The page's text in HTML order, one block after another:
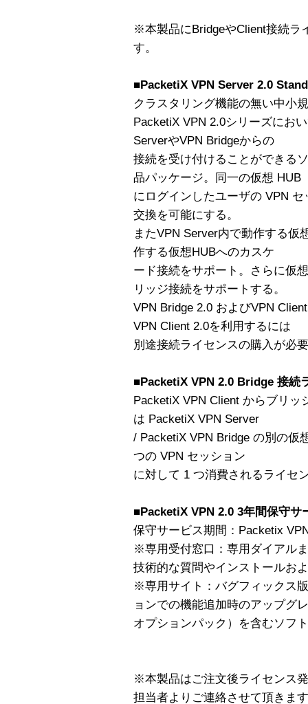
※本製品にBridgeやClient接続ラ
す。
■PacketiX VPN Server 2.0
クラスタリング機能の無い中小
PacketiX VPN 2.0シリーズにお
ServerやVPN Bridgeからの
接続を受け付けることができる
品パッケージ。同一の仮想 HUB
にログインしたユーザの VPN
交換を可能にする。
またVPN Server内で動作する仮
作する仮想HUBへのカスケ
ード接続をサポート。さらに仮
リッジ接続をサポートする。
VPN Bridge 2.0 およびVPN
VPN Client 2.0を利用するには
別途接続ライセンスの購入が必
■PacketiX VPN 2.0 Bridge 接続
PacketiX VPN Client からブリッ
は PacketiX VPN Server
/ PacketiX VPN Bridge の別の仮
つの VPN セッション
に対して 1 つ消費されるライセ
■PacketiX VPN 2.0 3年間保守サ
保守サービス期間：Packetix
※専用受付窓口：専用ダイアル
技術的な質問やインストールお
※専用サイト：バグフィックス
ョンでの機能追加時のアップグ
オプションパック）を含むソフ
※本製品はご注文後ライセンス
担当者よりご連絡させて頂きま